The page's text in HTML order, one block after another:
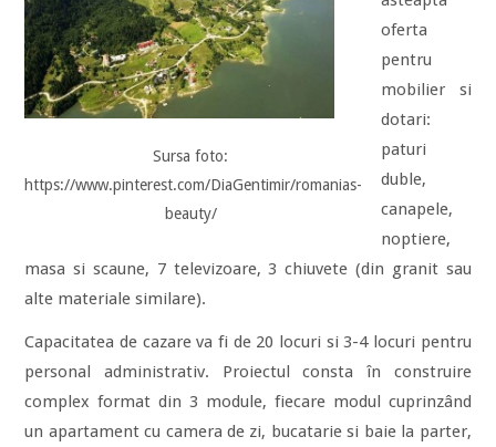
Sursa foto:
https://www.pinterest.com/DiaGentimir/romanias-
beauty/
oferta
pentru
mobilier si
dotari:
paturi
duble,
canapele,
noptiere,
masa si scaune, 7 televizoare, 3 chiuvete (din granit sau
alte materiale similare).
Capacitatea de cazare va fi de 20 locuri si 3-4 locuri pentru
personal administrativ. Proiectul consta în construire
complex format din 3 module, fiecare modul cuprinzând
un apartament cu camera de zi, bucatarie si baie la parter,